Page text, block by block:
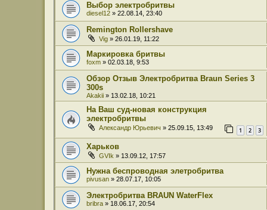
Выбор электробритвы
diesel12 » 22.08.14, 23:40
Remington Rollershave
Vig » 26.01.19, 11:22
Маркировка бритвы
foxm » 02.03.18, 9:53
Обзор Отзыв Электробритва Braun Series 3
300s
Akakii » 13.02.18, 10:21
На Ваш суд-новая конструкция
электробритвы
Александр Юрьевич » 25.09.15, 13:49 1 2 3
Харьков
GVIk » 13.09.12, 17:57
Нужна беспроводная элетробритва
pivusan » 28.07.17, 10:05
Электробритва BRAUN WaterFlex
bribra » 18.06.17, 20:54